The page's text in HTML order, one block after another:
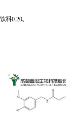
料0.20。